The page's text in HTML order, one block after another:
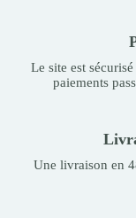
Le site est
paiements
Une livraison en